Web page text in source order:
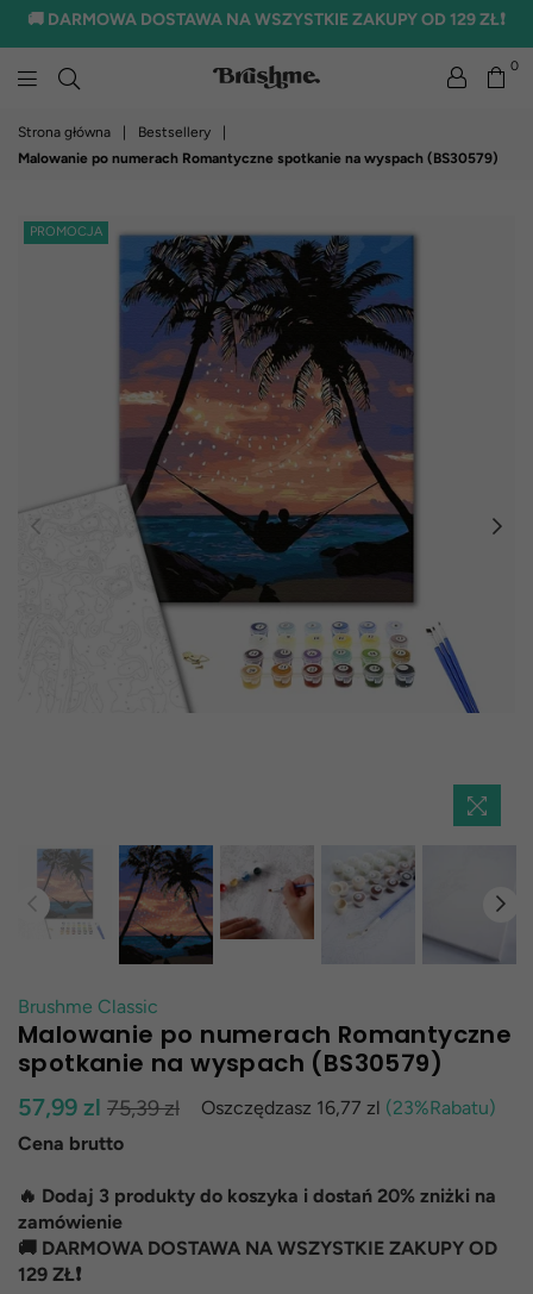
🚚 DARMOWA DOSTAWA NA WSZYSTKIE ZAKUPY OD 129 ZŁ❗
0
Strona główna Bestsellery
Malowanie po numerach Romantyczne spotkanie na wyspach (BS30579)
PROMOCJA
Brushme Classic
Malowanie po numerach Romantyczne
spotkanie na wyspach (BS30579)
Normalna
cena
57,99 zl 75,39 zl Oszczędzasz 16,77 zl (23%Rabatu)
Cena brutto
🔥 Dodaj 3 produkty do koszyka i dostań 20% zniżki na
zamówienie
🚚 DARMOWA DOSTAWA NA WSZYSTKIE ZAKUPY OD
129 ZŁ❗